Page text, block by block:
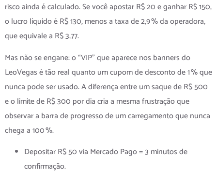
risco ainda é calculado. Se você apostar R$ 20 e ganhar R$ 150,
o lucro líquido é R$ 130, menos a taxa de 2,9 % da operadora,
que equivale a R$ 3,77.
Mas não se engane: o “VIP” que aparece nos banners do
LeoVegas é tão real quanto um cupom de desconto de 1 % que
nunca pode ser usado. A diferença entre um saque de R$ 500
e o limite de R$ 300 por dia cria a mesma frustração que
observar a barra de progresso de um carregamento que nunca
chega a 100 %.
Depositar R$ 50 via Mercado Pago = 3 minutos de
confirmação.